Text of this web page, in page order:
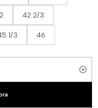
42 2/3
1/3 46